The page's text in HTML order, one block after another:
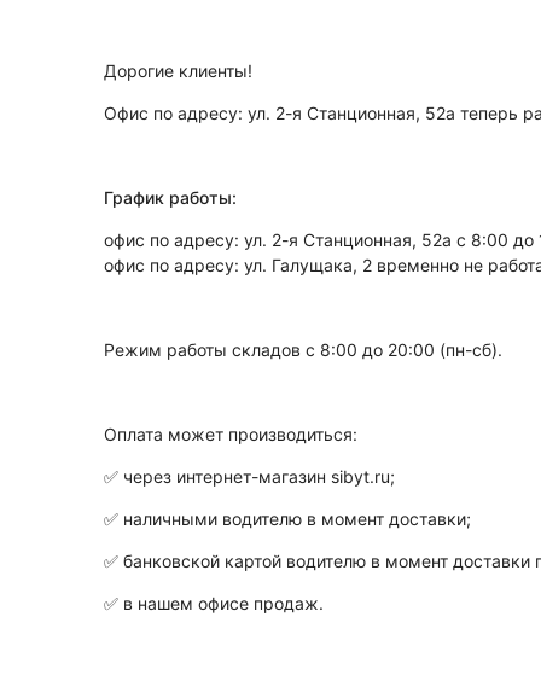
Дорогие клиенты!
Офис по адресу: ул. 2-я Станционная, 52а теперь
График работы:
офис по адресу: ул. 2-я Станционная, 52а с 8:00
офис по адресу: ул. Галущака, 2 временно не
Режим работы складов с 8:00 до 20:00 (пн-сб).
Оплата может производиться:
✅ через интернет-магазин sibyt.ru;
✅ наличными водителю в момент доставки;
✅ банковской картой водителю в момент доставки
✅ в нашем офисе продаж.